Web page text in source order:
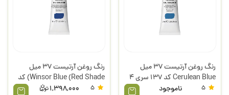
رنگ روغن آرتیست 37 میل
Cerulean Blue کد 137 سری 4
وینزور
ناموجود
رنگ روغن آرتیست 37 میل
Winsor Blue (Red Shade) کد
706 سری 2 وینزور
1,398,000